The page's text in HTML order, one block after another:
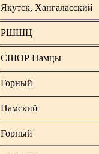
Якутск, Хангаласский
РШШЦ
СШОР Намцы
Горный
Намский
Горный